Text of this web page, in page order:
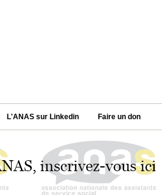
L'ANAS sur Linkedin Faire un don